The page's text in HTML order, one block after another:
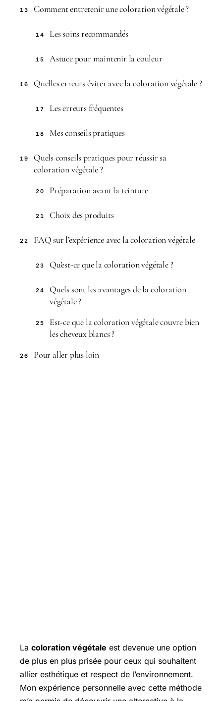
13 Comment entretenir une coloration végétale ?
14 Les soins recommandés
15 Astuce pour maintenir la couleur
16 Quelles erreurs éviter avec la coloration végétale ?
17 Les erreurs fréquentes
18 Mes conseils pratiques
19
Quels conseils pratiques pour réussir sa
coloration végétale ?
20 Préparation avant la teinture
21 Choix des produits
22 FAQ sur l’expérience avec la coloration végétale
23 Qu’est-ce que la coloration végétale ?
24
Quels sont les avantages de la coloration
végétale ?
25
Est-ce que la coloration végétale couvre bien
les cheveux blancs ?
26 Pour aller plus loin
La coloration végétale est devenue une option
de plus en plus prisée pour ceux qui souhaitent
allier esthétique et respect de l’environnement.
Mon expérience personnelle avec cette méthode